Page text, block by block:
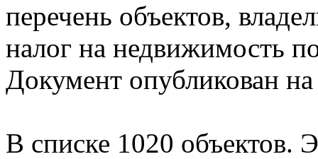
перечень объектов,
налог на недвижимость
Документ опубликован
В списке 1020 объектов.